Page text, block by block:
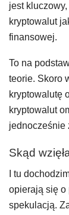
jest
kryptowalut
finansowej.
To na
teorie. Skoro
kryptowalutę
kryptowalut
jednocześnie
Skąd
I tu
opierają się o
spekulacją.